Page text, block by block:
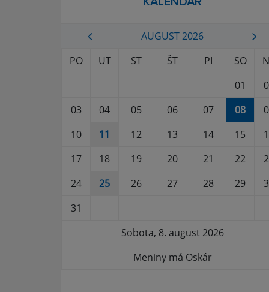
AUGUST 2026
PO
UT ST ŠT PI SO
01
03
04 05 06 07 08
10
11 12 13 14 15
17
18 19 20 21 22
24
25 26 27 28 29
31
Sobota, 8. august 2026
Meniny má Oskár